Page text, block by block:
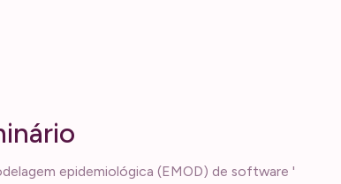
inário
epidemiológica (EMOD) de software '